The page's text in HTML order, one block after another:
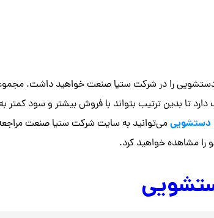
دستشویی را در شرکت ستیا صنعت خواهید داشت.
تا بدین ترتیب بتواند با فروش بیشتر و سود کمتر
دستشوییمی‌توانید به سایت شرکت ستیا صنعت
مشاهده خواهید کرد.